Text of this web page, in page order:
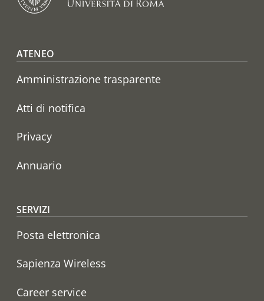
Footer menu
ATENEO
Amministrazione trasparente
Atti di notifica
Privacy
Annuario
SERVIZI
Posta elettronica
Sapienza Wireless
Career service